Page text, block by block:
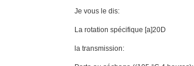
Je vous le dis:
La rotation spécifique [a]20D
la transmission: